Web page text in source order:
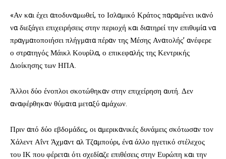
«Αν και έχει αποδυναμωθεί, το Ισλαμικό Κράτος παραμένει ικανό
να διεξάγει επιχειρήσεις στην περιοχή και διατηρεί την επιθυμία να
πραγματοποιήσει πλήγματα πέραν της Μέσης Ανατολής’ ανέφερε
ο στρατηγός Μάικλ Κουρίλα, ο επικεφαλής της Κεντρικής
Διοίκησης των ΗΠΑ.
Άλλοι δύο ένοπλοι σκοτώθηκαν στην επιχείρηση αυτή. Δεν
αναφέρθηκαν θύματα μεταξύ αμάχων.
Πριν από δύο εβδομάδες, οι αμερικανικές δυνάμεις σκότωσαν τον
Χάλεντ Αΐντ Άχμαντ αλ Τζαμπούρι, ένα άλλο ηγετικό στέλεχος
του ΙΚ που φέρεται ότι σχεδίαζε επιθέσεις στην Ευρώπη και την